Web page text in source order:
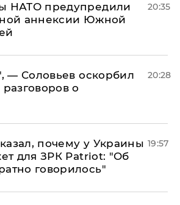
НАТО предупредили
аннексии Южной
20:35
— Соловьев оскорбил
о
20:28
почему у Украины
для ЗРК Patriot: "Об
говорилось"
19:57